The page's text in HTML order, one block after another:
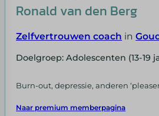
Ronald van den Berg
Zelfvertrouwen coach in
Doelgroep: Adolescenten (13-19
Burn-out, depressie, anderen
Naar premium memberpagina